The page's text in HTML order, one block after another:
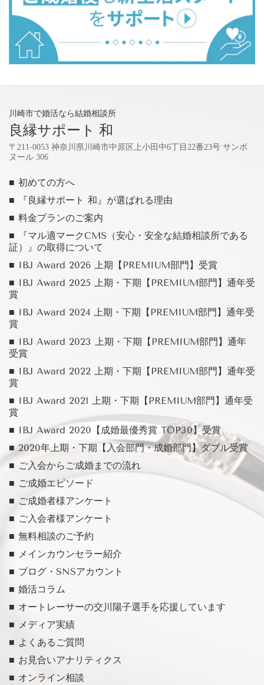
川崎市で婚活なら結婚相談所
良縁サポート 和
〒211-0053 神奈川県川崎市中原区上小田中6丁目22番23号 サンボ
ヌール 306
■ 初めての方へ
■ 『良縁サポート 和』が選ばれる理由
■ 料金プランのご案内
■ 『マル適マークCMS（安心・安全な結婚相談所である
証）』の取得について
■ IBJ Award 2026 上期【PREMIUM部門】受賞
■ IBJ Award 2025 上期・下期【PREMIUM部門】通年受
賞
■ IBJ Award 2024 上期・下期【PREMIUM部門】通年受
賞
■ IBJ Award 2023 上期・下期【PREMIUM部門】通年
受賞
■ IBJ Award 2022 上期・下期【PREMIUM部門】通年受
賞
■ IBJ Award 2021 上期・下期【PREMIUM部門】通年受
賞
■ IBJ Award 2020【成婚最優秀賞 TOP30】受賞
■ 2020年上期・下期【入会部門・成婚部門】ダブル受賞
■ ご入会からご成婚までの流れ
■ ご成婚エピソード
■ ご成婚者様アンケート
■ ご入会者様アンケート
■ 無料相談のご予約
■ メインカウンセラー紹介
■ ブログ・SNSアカウント
■ 婚活コラム
■ オートレーサーの交川陽子選手を応援しています
■ メディア実績
■ よくあるご質問
■ お見合いアナリティクス
■ オンライン相談